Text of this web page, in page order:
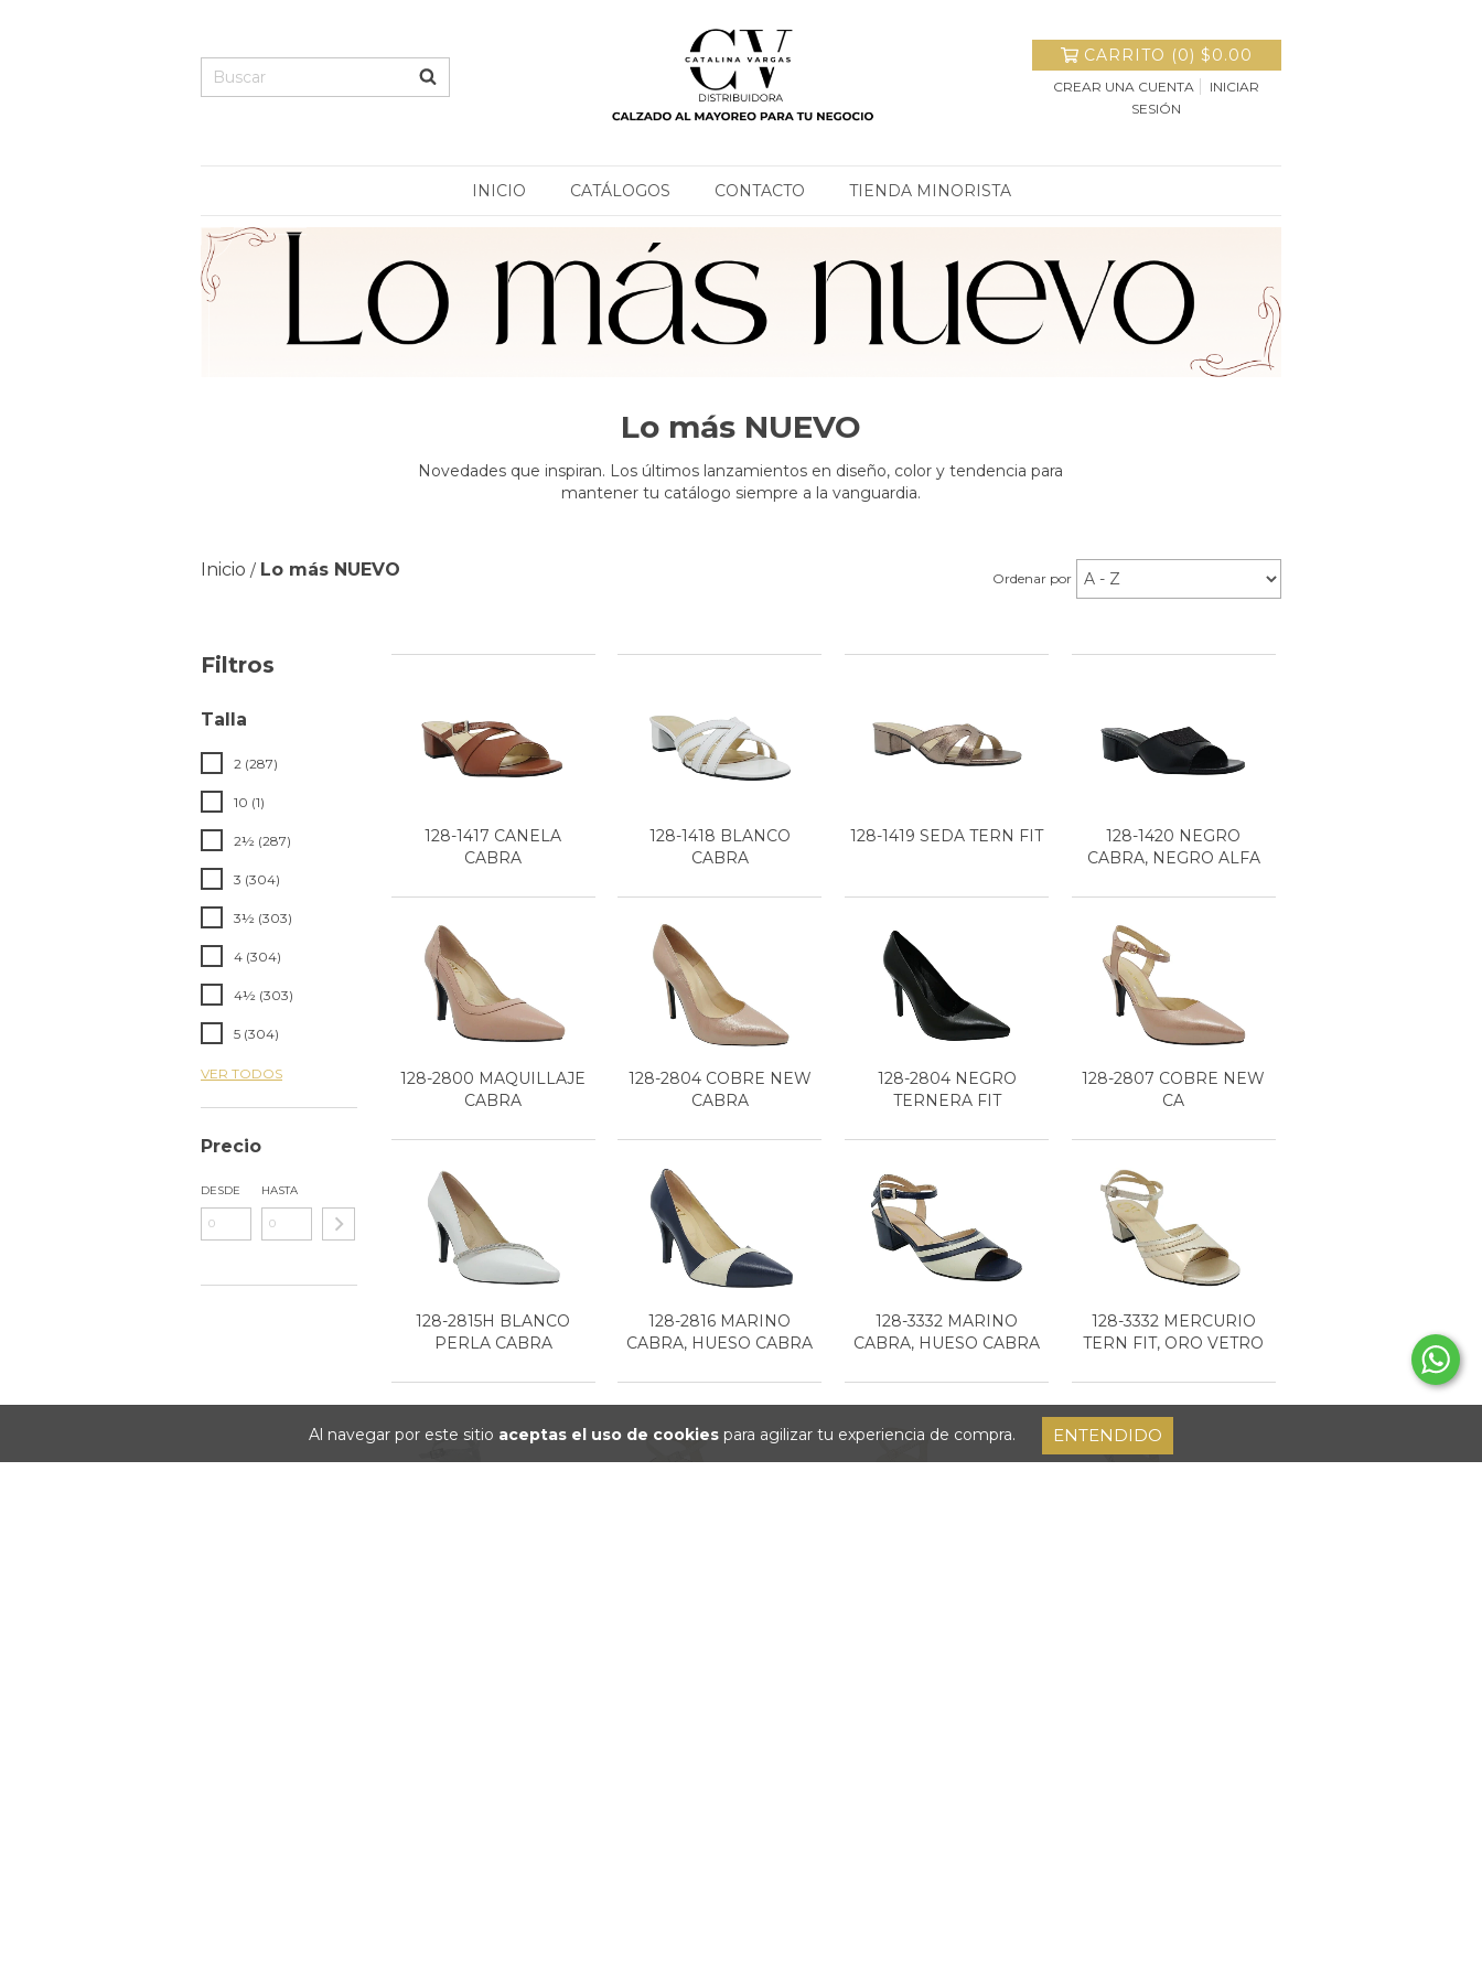
Al navegar por este sitio aceptas el uso de cookies para agilizar tu experiencia de compra. ENTENDIDO
CARRITO (0) $0.00
CREAR UNA CUENTA
INICIAR
SESIÓN
INICIO CATÁLOGOS CONTACTO TIENDA MINORISTA
Lo más NUEVO
Novedades que inspiran. Los últimos lanzamientos en diseño, color y tendencia para
mantener tu catálogo siempre a la vanguardia.
Inicio / Lo más NUEVO Ordenar por
Filtros
Talla
2 (287)
10 (1)
2½ (287)
3 (304)
3½ (303)
4 (304)
4½ (303)
5 (304)
VER TODOS
Precio
DESDE HASTA
128-1417 CANELA
CABRA
128-1418 BLANCO
CABRA
128-1419 SEDA TERN FIT
128-1420 NEGRO
CABRA, NEGRO ALFA
128-2800 MAQUILLAJE
CABRA
128-2804 COBRE NEW
CABRA
128-2804 NEGRO
TERNERA FIT
128-2807 COBRE NEW
CA
128-2815H BLANCO
PERLA CABRA
128-2816 MARINO
CABRA, HUESO CABRA
128-3332 MARINO
CABRA, HUESO CABRA
128-3332 MERCURIO
TERN FIT, ORO VETRO